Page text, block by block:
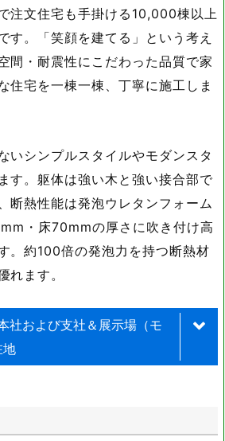
注文住宅も手掛ける10,000棟以上
す。「笑顔を建てる」という考え
間・耐震性にこだわった品質で家
住宅を一棟一棟、丁寧に施工しま
いシンプルスタイルやモダンスタ
す。躯体は強い木と強い接合部で
断熱性能は発泡ウレタンフォーム
・床70mmの厚さに吹き付け高
。約100倍の発泡力を持つ断熱材
れます。
社および支社＆展示場（モ
地